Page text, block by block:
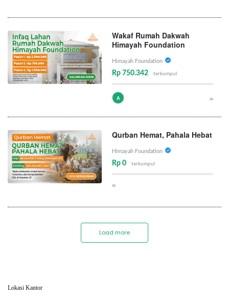
Wakaf Rumah Dakwah
Himayah Foundation
Himayah Foundation
Rp 750.342 terkumpul
A ∞
Qurban Hemat, Pahala Hebat
Himayah Foundation
Rp 0 terkumpul
∞
Load more
Lokasi Kantor